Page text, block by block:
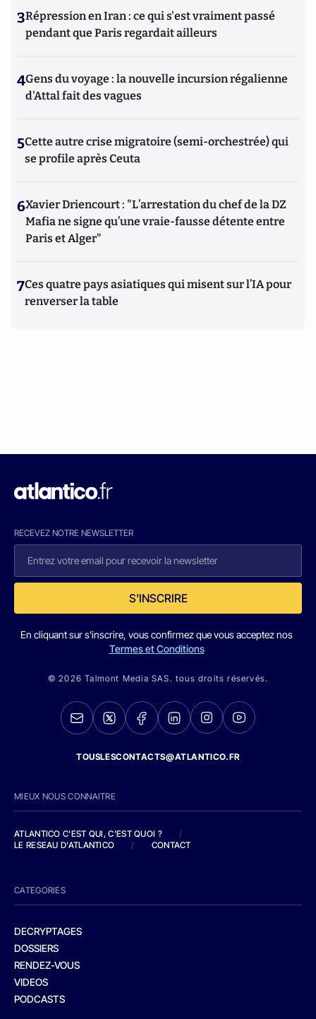
3Répression en Iran : ce qui s'est vraiment passé
pendant que Paris regardait ailleurs
4Gens du voyage : la nouvelle incursion régalienne
d'Attal fait des vagues
5Cette autre crise migratoire (semi-orchestrée) qui
se profile après Ceuta
6Xavier Driencourt : "L’arrestation du chef de la DZ
Mafia ne signe qu’une vraie-fausse détente entre
Paris et Alger"
7Ces quatre pays asiatiques qui misent sur l’IA pour
renverser la table
RECEVEZ NOTRE NEWSLETTER
S'INSCRIRE
En cliquant sur s'inscrire, vous confirmez que vous acceptez nos
Termes et Conditions
© 2026 Talmont Media SAS. tous droits réservés.
TOUSLESCONTACTS@ATLANTICO.FR
MIEUX NOUS CONNAITRE
ATLANTICO C'EST QUI, C'EST QUOI ?
/
LE RESEAU D'ATLANTICO
/ CONTACT
CATEGORIES
DECRYPTAGES
DOSSIERS
RENDEZ-VOUS
VIDEOS
PODCASTS